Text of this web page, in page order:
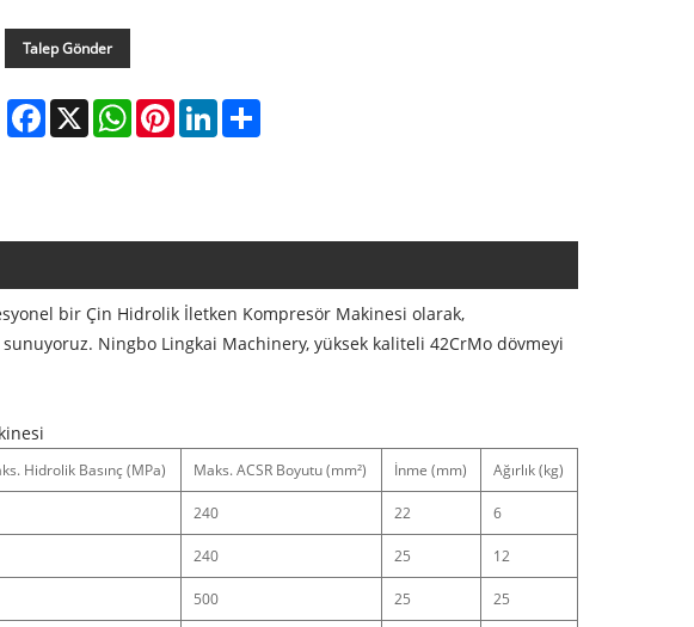
Talep Gönder
Facebook
X WhatsAppPinterestLinkedInShare
bir Çin Hidrolik İletken Kompresör Makinesi olarak,
Ningbo Lingkai Machinery, yüksek kaliteli 42CrMo dövmeyi
Hidrolik Basınç (MPa) Maks. ACSR Boyutu (mm²) İnme (mm) Ağırlık (kg)
240 22 6
240 25 12
500 25 25